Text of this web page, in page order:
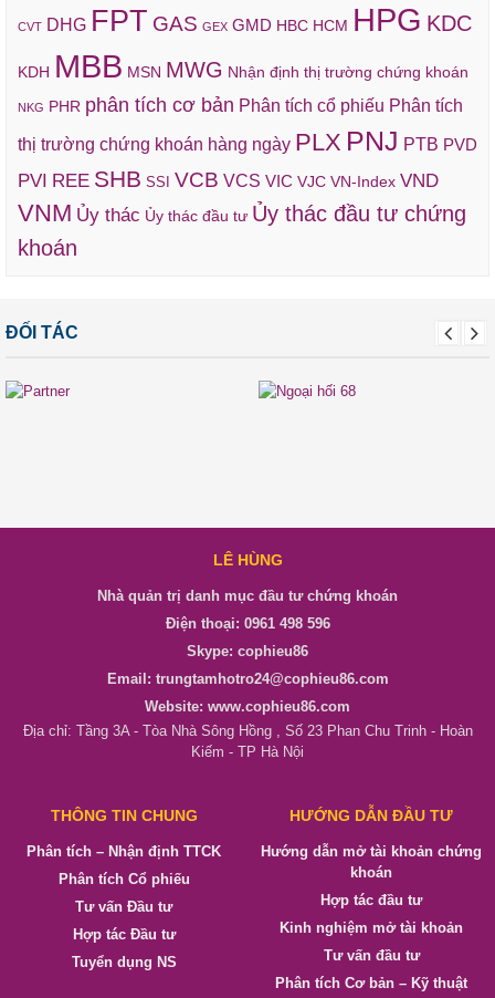
CVT DHG FPT GAS GEX GMD HBC HCM HPG KDC
KDH MBB MSN MWG Nhận định thị trường chứng khoán
NKG PHR phân tích cơ bản Phân tích cổ phiếu Phân tích
thị trường chứng khoán hàng ngày PLX PNJ PTB PVD
PVI REE SHB SSI VCB VCS VIC VJC VN-Index VND
VNM Ủy thác Ủy thác đầu tư Ủy thác đầu tư chứng
khoán
ĐỐI TÁC
LÊ HÙNG
Nhà quản trị danh mục đầu tư chứng khoán
Điện thoại: 0961 498 596
Skype: cophieu86
Email: trungtamhotro24@cophieu86.com
Website: www.cophieu86.com
Địa chỉ: Tầng 3A - Tòa Nhà Sông Hồng , Số 23 Phan Chu Trinh - Hoàn
Kiếm - TP Hà Nội
THÔNG TIN CHUNG
Phân tích – Nhận định TTCK
Phân tích Cổ phiếu
Tư vấn Đầu tư
Hợp tác Đầu tư
Tuyển dụng NS
HƯỚNG DẪN ĐẦU TƯ
Hướng dẫn mở tài khoản chứng
khoán
Hợp tác đầu tư
Kinh nghiệm mở tài khoản
Tư vấn đầu tư
Phân tích Cơ bản – Kỹ thuật